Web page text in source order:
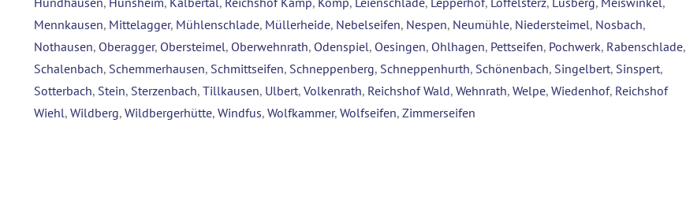
Mennkausen, Mittelagger, Mühlenschlade, Müllerheide, Nebelseifen, Nespen, Neumühle, Niedersteimel, Nosbach,
Nothausen, Oberagger, Obersteimel, Oberwehnrath, Odenspiel, Oesingen, Ohlhagen, Pettseifen, Pochwerk, Rabenschlade,
Schalenbach, Schemmerhausen, Schmittseifen, Schneppenberg, Schneppenhurth, Schönenbach, Singelbert, Sinspert,
Sotterbach, Stein, Sterzenbach, Tillkausen, Ulbert, Volkenrath, Reichshof Wald, Wehnrath, Welpe, Wiedenhof, Reichshof
Wiehl, Wildberg, Wildbergerhütte, Windfus, Wolfkammer, Wolfseifen, Zimmerseifen